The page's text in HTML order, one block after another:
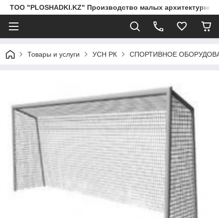
ТОО "PLOSHADKI.KZ" Производство малых
Товары и услуги УСН РК СПОРТИВНОЕ